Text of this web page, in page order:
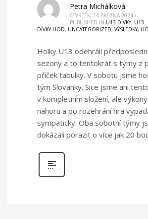
Petra Michálková
ČTVRTEK, 14 BŘEZNA 2024 /
PUBLISHED IN U13 DÍVKY, U13
DÍVKY HOD, UNCATEGORIZED, VÝSLEDKY,
Holky U13 odehráli
sezony a to tentokrát s týmy z
příček tabulky. V sobotu jsme
tým Slovanky. Sice jsme ani
v kompletním složení, ale
nahoru a po rozehrání hra
sympaticky. Oba sobotní týmy
dokázali porazit o více jak 20